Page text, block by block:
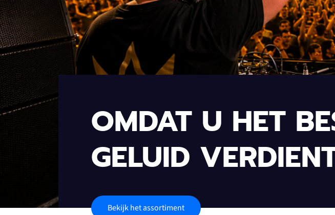
OMDAT U HET
GELUID
Bekijk het assortiment